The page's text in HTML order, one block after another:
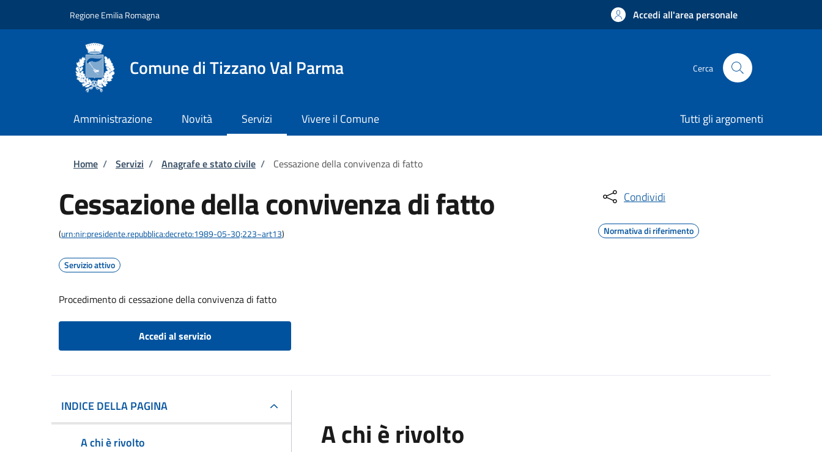
Regione Emilia Romagna Accedi all'area personale
Comune di Tizzano Val Parma Cerca
Amministrazione Novità Servizi Vivere il Comune Tutti gli argomenti
Briciole di pane
Home / Servizi / Anagrafe e stato civile / Cessazione della convivenza di fatto
Cessazione della convivenza di fatto
(urn:nir:presidente.repubblica:decreto:1989-05-30;223~art13)
Servizio attivo
Procedimento di cessazione della convivenza di fatto
Accedi al servizio
Condividi
Normativa di riferimento
INDICE DELLA PAGINA
A chi è rivolto
A chi è rivolto